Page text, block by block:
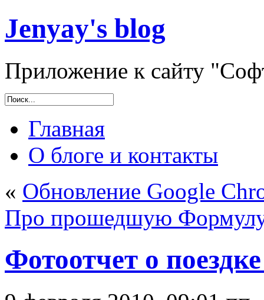
Jenyay's blog
Приложение к сайту
Главная
О блоге и контакты
« Обновление Google
Про прошедшую
Фотоотчет о